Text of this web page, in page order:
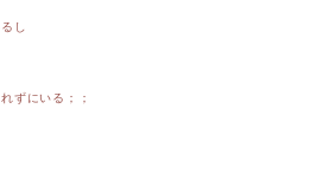
し
ずにいる；；